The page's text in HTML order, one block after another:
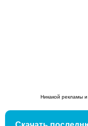
Никакой рекламы